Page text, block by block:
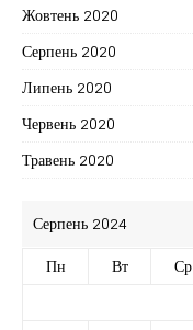
Жовтень 2020
Серпень 2020
Липень 2020
Червень 2020
Травень 2020
Серпень 2024
Пн
Вт Ср